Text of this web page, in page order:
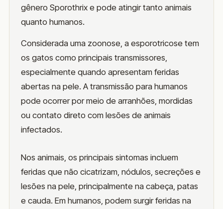
gênero Sporothrix e pode atingir tanto animais
quanto humanos.
Considerada uma zoonose, a esporotricose tem
os gatos como principais transmissores,
especialmente quando apresentam feridas
abertas na pele. A transmissão para humanos
pode ocorrer por meio de arranhões, mordidas
ou contato direto com lesões de animais
infectados.
Nos animais, os principais sintomas incluem
feridas que não cicatrizam, nódulos, secreções e
lesões na pele, principalmente na cabeça, patas
e cauda. Em humanos, podem surgir feridas na